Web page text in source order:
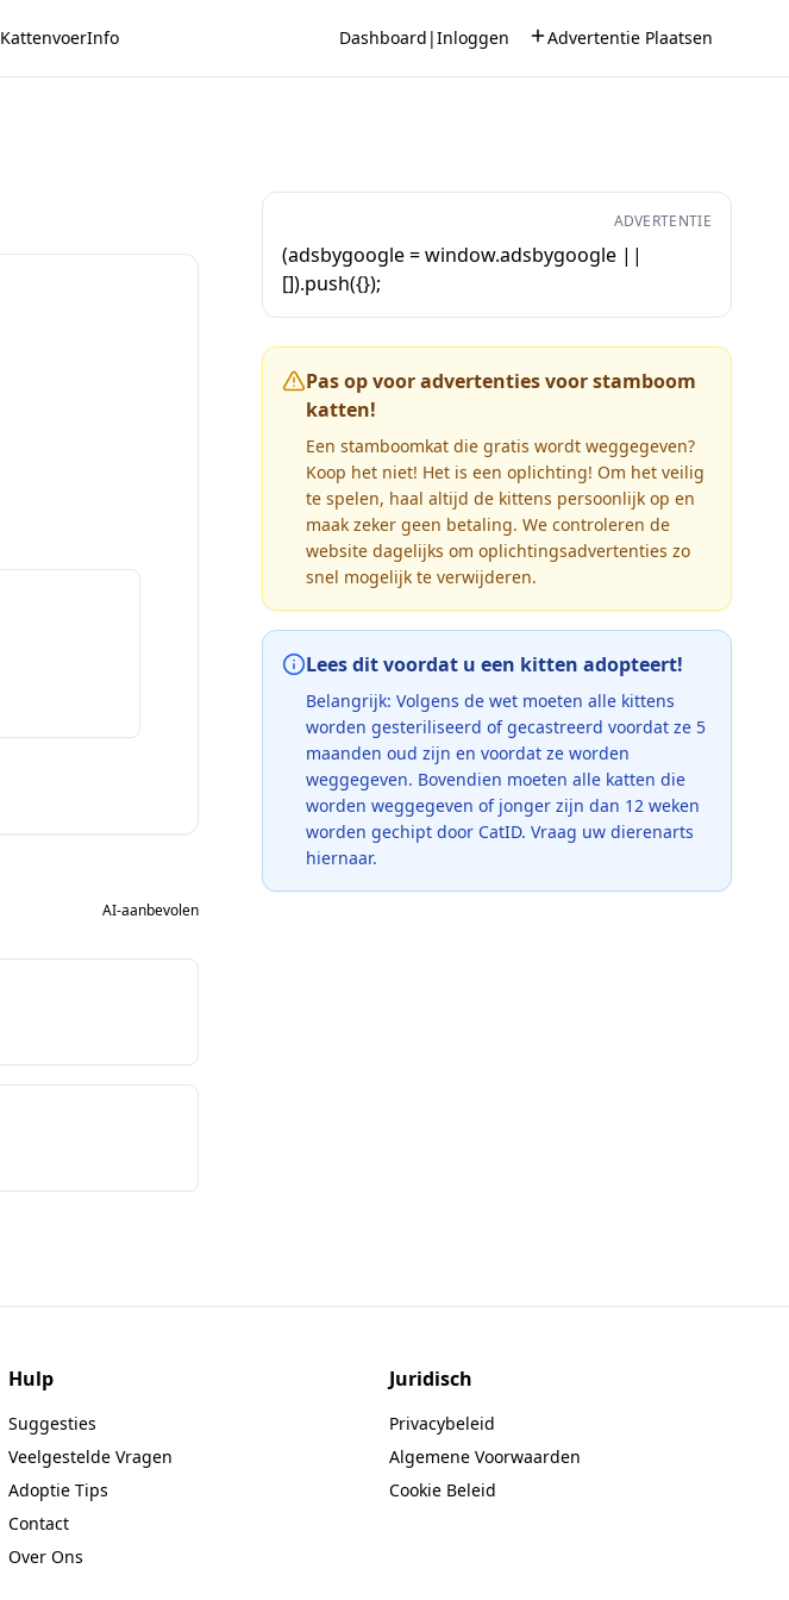
KattenvoerInfo Dashboard |Inloggen Advertentie Plaatsen
AI-aanbevolen
ADVERTENTIE
(adsbygoogle = window.adsbygoogle ||
[]).push({});
Pas op voor advertenties voor stamboom
katten!
Een stamboomkat die gratis wordt weggegeven?
Koop het niet! Het is een oplichting! Om het veilig
te spelen, haal altijd de kittens persoonlijk op en
maak zeker geen betaling. We controleren de
website dagelijks om oplichtingsadvertenties zo
snel mogelijk te verwijderen.
Lees dit voordat u een kitten adopteert!
Belangrijk: Volgens de wet moeten alle kittens
worden gesteriliseerd of gecastreerd voordat ze 5
maanden oud zijn en voordat ze worden
weggegeven. Bovendien moeten alle katten die
worden weggegeven of jonger zijn dan 12 weken
worden gechipt door CatID. Vraag uw dierenarts
hiernaar.
Hulp
Suggesties
Veelgestelde Vragen
Adoptie Tips
Contact
Over Ons
Juridisch
Privacybeleid
Algemene Voorwaarden
Cookie Beleid